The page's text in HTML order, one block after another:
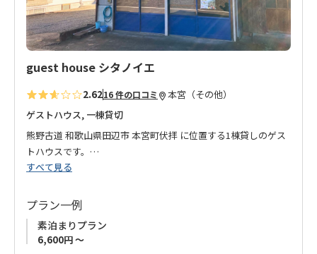
guest house シタノイエ
2.6216 件の口コミ
本宮（その他）
ゲストハウス, 一棟貸切
熊野古道 和歌山県田辺市 本宮町伏拝 に位置する1棟貸しのゲス
トハウスです。
野の自然に魅せられ、その後家族で移住。
まるで親戚のおじちゃんの家に遊びに来たような空間を提供し
たいという想いからオープンしたお宿です。
すべて見る
プラン一例
素泊まりプラン
6,600円 ～